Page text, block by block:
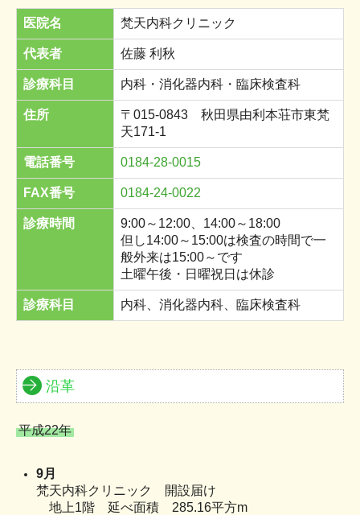
医院名 梵天内科クリニック
代表者 佐藤 利秋
診療科目 内科・消化器内科・臨床検査科
住所
〒015-0843 秋田県由利本荘市東梵
天171-1
電話番号 0184-28-0015
FAX番号 0184-24-0022
診療時間
9:00～12:00、14:00～18:00
但し14:00～15:00は検査の時間で一
般外来は15:00～です
土曜午後・日曜祝日は休診
診療科目 内科、消化器内科、臨床検査科
沿革
平成22年
9月
梵天内科クリニック 開設届け
地上1階 延べ面積 285.16平方m